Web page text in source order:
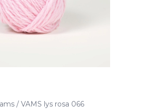
/ VAMS lys rosa 066